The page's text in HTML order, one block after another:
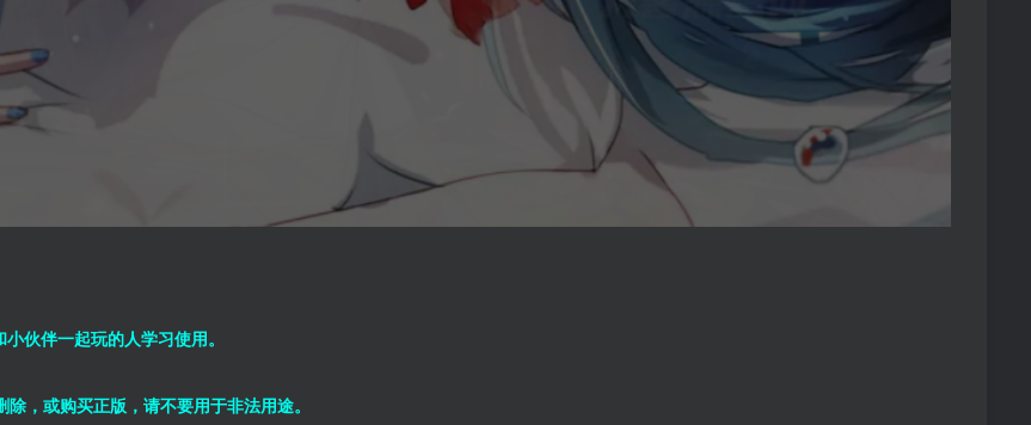
伙伴一起玩的人学习使用。
，或购买正版，请不要用于非法用途。